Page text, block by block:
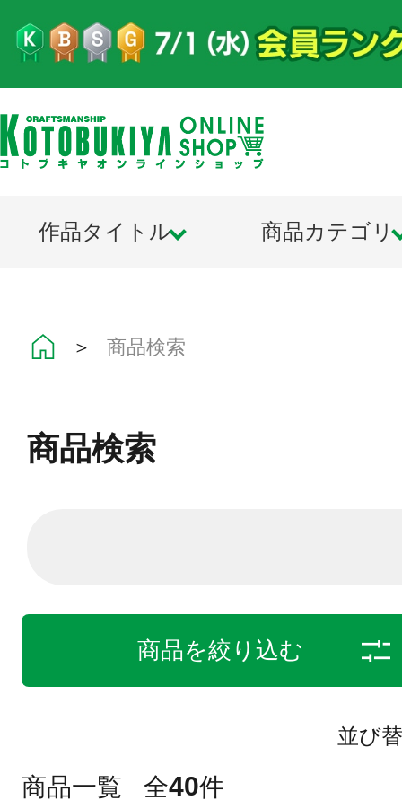
作品タイトル 商品カテゴリ
＞ 商品検索
商品検索
商品を絞り込む
並び
商品一覧 全40件